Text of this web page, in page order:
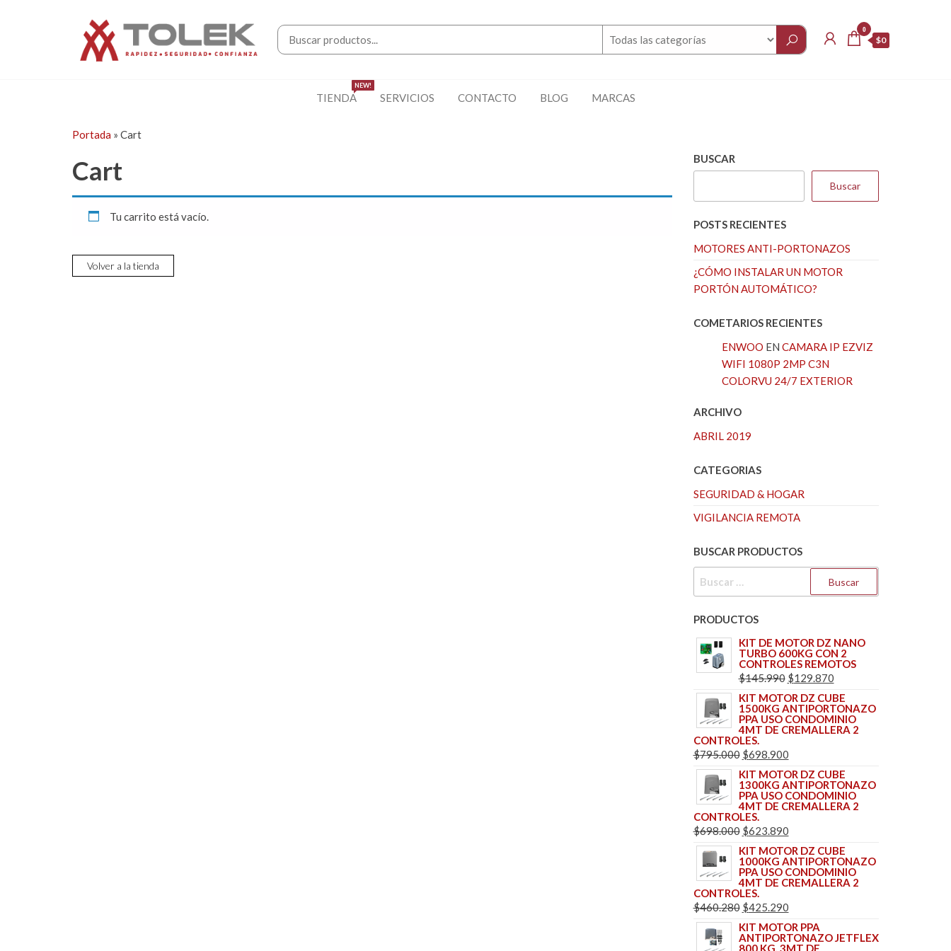
Tolek 0
$0
TIENDA
NEW!
SERVICIOS CONTACTO BLOG MARCAS
Portada » Cart
Cart
Tu carrito está vacío.
Volver a la tienda
BUSCAR
Buscar
POSTS RECIENTES
MOTORES ANTI-PORTONAZOS
¿CÓMO INSTALAR UN MOTOR
PORTÓN AUTOMÁTICO?
COMETARIOS RECIENTES
ENWOO EN CAMARA IP EZVIZ
WIFI 1080P 2MP C3N
COLORVU 24/7 EXTERIOR
ARCHIVO
ABRIL 2019
CATEGORIAS
SEGURIDAD & HOGAR
VIGILANCIA REMOTA
BUSCAR PRODUCTOS
PRODUCTOS
KIT DE MOTOR DZ NANO
TURBO 600KG CON 2
CONTROLES REMOTOS
$145.990 EL
PRECIO
ORIGINAL
ERA:
$129.870EL
PRECIO
ACTUAL
ES:
KIT MOTOR DZ CUBE
1500KG ANTIPORTONAZO
PPA USO CONDOMINIO
4MT DE CREMALLERA 2
CONTROLES.
$795.000 EL
PRECIO
ORIGINAL
ERA:
$795.000.
$698.900EL
PRECIO
ACTUAL
ES:
KIT MOTOR DZ CUBE
1300KG ANTIPORTONAZO
PPA USO CONDOMINIO
4MT DE CREMALLERA 2
CONTROLES.
$698.000 EL
PRECIO
ORIGINAL
ERA:
$698.000.
$623.890EL
PRECIO
ACTUAL
ES:
KIT MOTOR DZ CUBE
1000KG ANTIPORTONAZO
PPA USO CONDOMINIO
4MT DE CREMALLERA 2
CONTROLES.
$460.280 EL
PRECIO
ORIGINAL
$425.290EL
PRECIO
ACTUAL
KIT MOTOR PPA
ANTIPORTONAZO JETFLEX
800 KG. 3MT DE